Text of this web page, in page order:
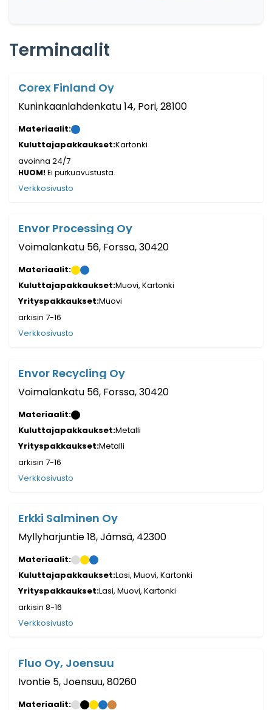
Terminaalit
Corex Finland Oy
Kuninkaanlahdenkatu 14, Pori, 28100
Materiaalit:
Kuluttajapakkaukset:Kartonki
avoinna 24/7
HUOM!Ei purkuavustusta.
Verkkosivusto
Envor Processing Oy
Voimalankatu 56, Forssa, 30420
Materiaalit:
Kuluttajapakkaukset:Muovi, Kartonki
Yrityspakkaukset:Muovi
arkisin 7-16
Verkkosivusto
Envor Recycling Oy
Voimalankatu 56, Forssa, 30420
Materiaalit:
Kuluttajapakkaukset:Metalli
Yrityspakkaukset:Metalli
arkisin 7-16
Verkkosivusto
Erkki Salminen Oy
Myllyharjuntie 18, Jämsä, 42300
Materiaalit:
Kuluttajapakkaukset:Lasi, Muovi, Kartonki
Yrityspakkaukset:Lasi, Muovi, Kartonki
arkisin 8-16
Verkkosivusto
Fluo Oy, Joensuu
Ivontie 5, Joensuu, 80260
Materiaalit: